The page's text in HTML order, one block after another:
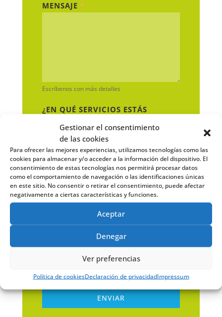
Gestionar el consentimiento
de las cookies
Para ofrecer las mejores experiencias, utilizamos tecnologías como las
cookies para almacenar y/o acceder a la información del dispositivo. El
consentimiento de estas tecnologías nos permitirá procesar datos
como el comportamiento de navegación o las identificaciones únicas
en este sitio. No consentir o retirar el consentimiento, puede afectar
negativamente a ciertas características y funciones.
Aceptar
Denegar
Ver preferencias
Política de cookiesDeclaración de privacidadImpressum
MENSAJE *
Escríbenos con más detalles
¿EN QUÉ SERVICIOS ESTÁS
INTERESADO/A?
ERP y Digitalización
Marketing Digital
Sí, he leído y acepto lapolítica de
privacidad.
Acepto el tratamiento de datos con
fines publicitarios, tal como se
indica en la Política de Privacidad en
el apartado de envío de publicidad.
ENVIAR